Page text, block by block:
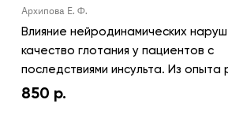
Архипова Е. Ф.
Влияние нейродинамических
качество глотания у пациентов с
последствиями инсульта. Из опыта
850 р.